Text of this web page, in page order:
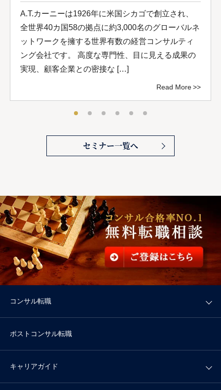
A.T.カーニーは1926年に米国シカゴで創立され、
全世界40カ国58の拠点に約3,000名のグローバルネ
ットワークを擁する世界有数の経営コンサルティ
ング会社です。 高度な専門性、目に見える成果の
実現、顧客企業との密接な […]
Read More
セミナー一覧へ
コンサル転職
ポストコンサル転職
キャリアガイド